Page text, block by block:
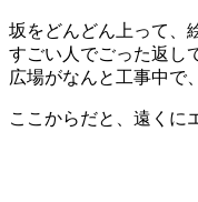
坂をどんどん上って、
すごい人でごった返し
広場がなんと工事中で
ここからだと、遠くに